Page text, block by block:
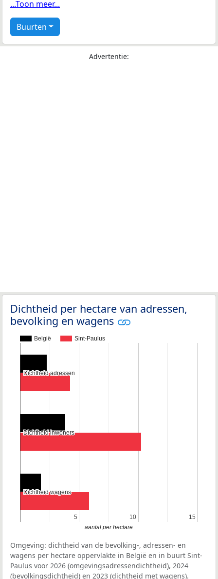
...Toon meer...
Buurten
Advertentie:
Dichtheid per hectare van adressen,
bevolking en wagens
België Sint-Paulus
5
5 10
10 15
15
Dichtheid adressen
Dichtheid adressen
Dichtheid inwoners
Dichtheid inwoners
Dichtheid wagens
Dichtheid wagens
aantal per hectare
Omgeving: dichtheid van de bevolking-, adressen- en
wagens per hectare oppervlakte in België en in buurt Sint-
Paulus voor 2026 (omgevingsadressendichtheid), 2024
(bevolkingsdichtheid) en 2023 (dichtheid met wagens).